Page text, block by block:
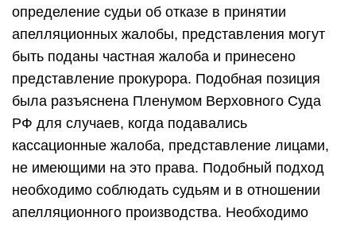
определение судьи об отказе в принятии
апелляционных жалобы, представления могут
быть поданы частная жалоба и принесено
представление прокурора. Подобная позиция
была разъяснена Пленумом Верховного Суда
РФ для случаев, когда подавались
кассационные жалоба, представление лицами,
не имеющими на это права. Подобный подход
необходимо соблюдать судьям и в отношении
апелляционного производства. Необходимо